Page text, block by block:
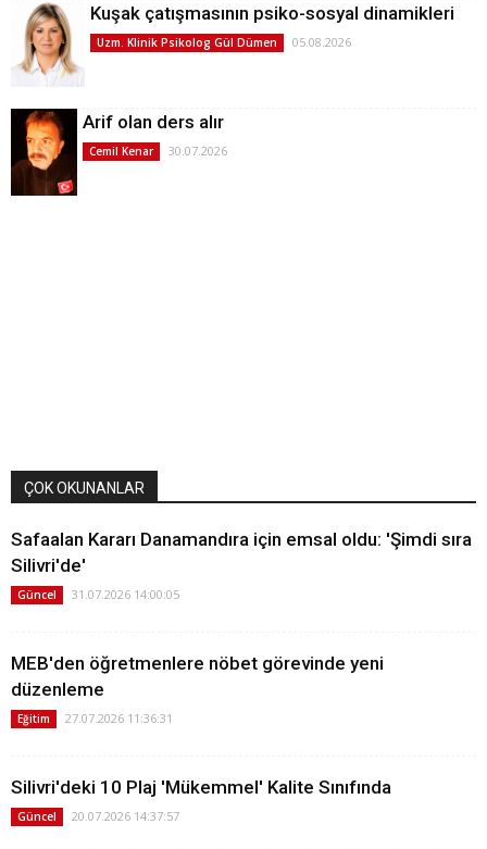
Kuşak çatışmasının psiko-sosyal dinamikleri
Uzm. Klinik Psikolog Gül Dümen 05.08.2026
Arif olan ders alır
Cemil Kenar 30.07.2026
ÇOK OKUNANLAR
Safaalan Kararı Danamandıra için emsal oldu: 'Şimdi sıra
Silivri'de'
Güncel 31.07.2026 14:00:05
MEB'den öğretmenlere nöbet görevinde yeni
düzenleme
Eğitim 27.07.2026 11:36:31
Silivri'deki 10 Plaj 'Mükemmel' Kalite Sınıfında
Güncel 20.07.2026 14:37:57